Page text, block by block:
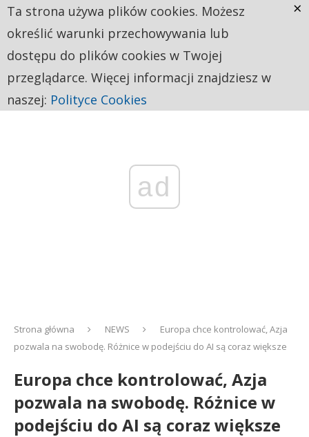
ad
Strona główna NEWS
Europa chce kontrolować, Azja
pozwala na swobodę. Różnice w podejściu do AI są coraz większe
Europa chce kontrolować, Azja
pozwala na swobodę. Różnice w
podejściu do AI są coraz większe
Ta strona używa plików cookies. Możesz
określić warunki przechowywania lub
dostępu do plików cookies w Twojej
przeglądarce. Więcej informacji znajdziesz w
naszej: Polityce Cookies
×